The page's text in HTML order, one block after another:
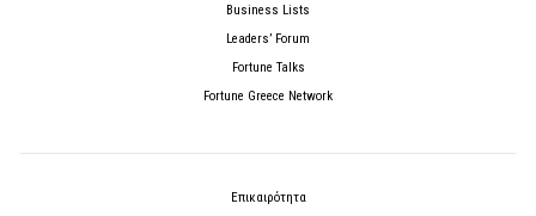
Business Lists
Leaders’ Forum
Fortune Talks
Fortune Greece Network
Επικαιρότητα